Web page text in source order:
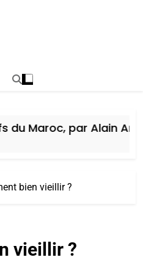
Maroc, par Alain Amiel
bien vieillir ?
vieillir ?